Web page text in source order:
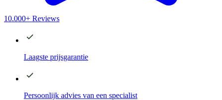
10.000+ Reviews
Laagste prijsgarantie
Persoonlijk advies van een specialist